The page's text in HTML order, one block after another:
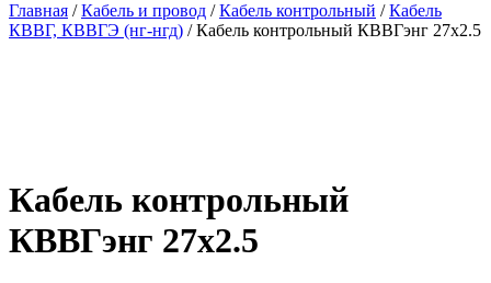
Главная /Кабель и провод /Кабель контрольный /Кабель
КВВГ, КВВГЭ (нг-нгд) / Кабель контрольный КВВГэнг 27х2.5
Кабель контрольный
КВВГэнг 27х2.5